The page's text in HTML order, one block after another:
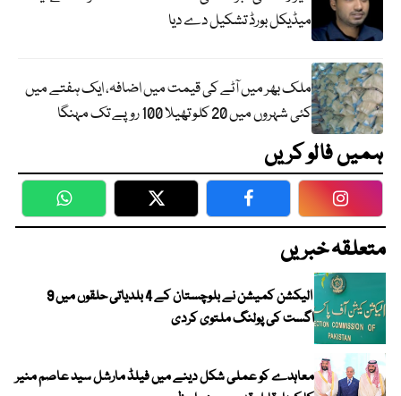
میڈیکل بورڈ تشکیل دے دیا
ملک بھر میں آٹے کی قیمت میں اضافہ، ایک ہفتے میں
کئی شہروں میں 20 کلو تھیلا 100 روپے تک مہنگا
ہمیں فالو کریں
WhatsApp Twitter Facebook
متعلقہ خبریں
الیکشن کمیشن نے بلوچستان کے 4 بلدیاتی حلقوں میں 9
اگست کی پولنگ ملتوی کردی
معاہدے کو عملی شکل دینے میں فیلڈ مارشل سید عاصم منیر